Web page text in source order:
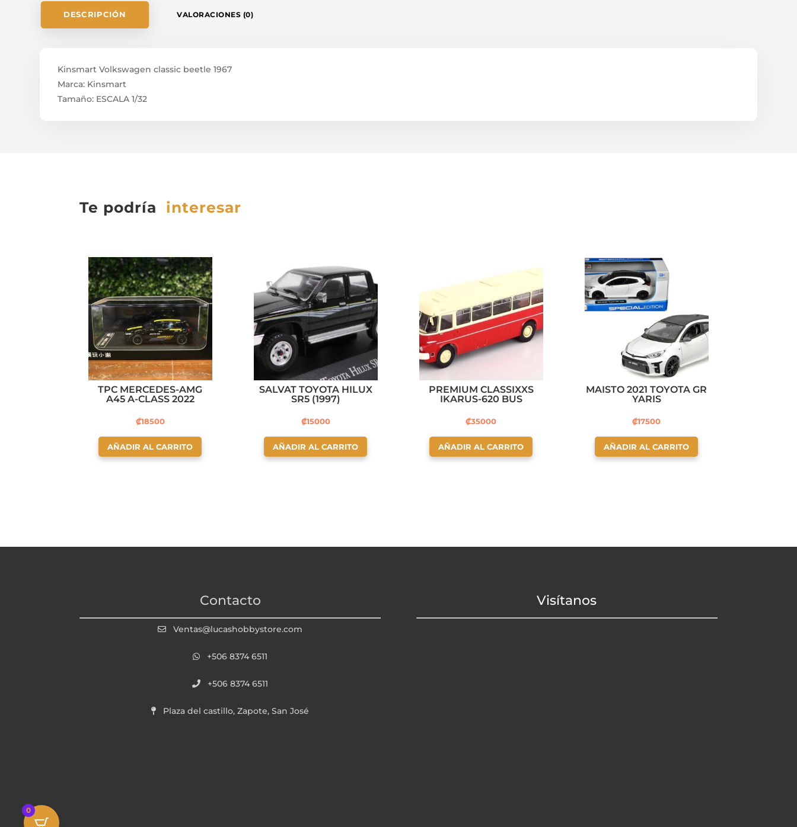
DESCRIPCIÓN VALORACIONES (0)
Kinsmart Volkswagen classic beetle 1967
Marca: Kinsmart
Tamaño: ESCALA 1/32
Te podría interesar
TPC MERCEDES-AMG
A45 A-CLASS 2022
₡18500
AÑADIR AL CARRITO
SALVAT TOYOTA HILUX
SR5 (1997)
₡15000
AÑADIR AL CARRITO
PREMIUM CLASSIXXS
IKARUS-620 BUS
₡35000
AÑADIR AL CARRITO
MAISTO 2021 TOYOTA GR
YARIS
₡17500
AÑADIR AL CARRITO
Contacto
Ventas@lucashobbystore.com
+506 8374 6511
+506 8374 6511
Plaza del castillo, Zapote, San José
Visítanos
0